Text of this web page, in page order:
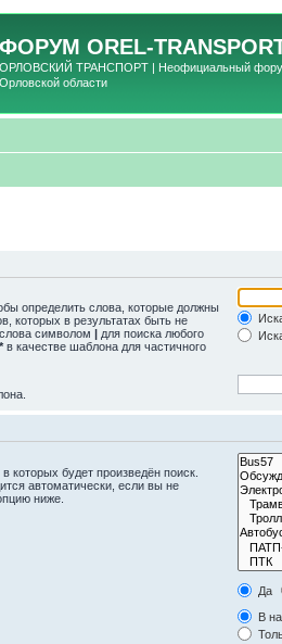
ФОРУМ OREL-
ОРЛОВСКИЙ ТРАНСПОРТ | Неофициальный форум
Орловской области
определить слова, которые должны
которых в результатах быть не
символом | для поиска любого
* в качестве шаблона для частичного
будет произведён поиск.
автоматически, если вы не
ниже.
Да
В